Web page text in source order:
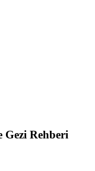
Rehberi